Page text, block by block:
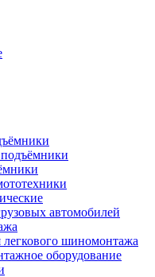
автомобилей
шиномонтажа
оборудование